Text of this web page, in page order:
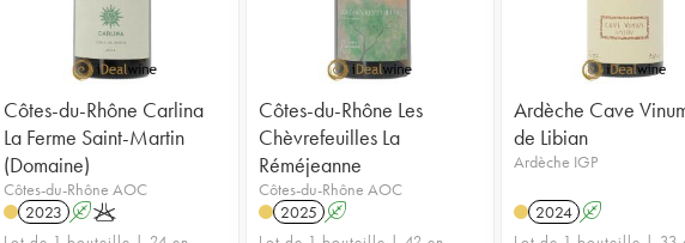
Côtes-du-Rhône Carlina
La Ferme Saint-Martin
(Domaine)
Côtes-du-Rhône AOC
2023 AK
Côtes-du-Rhône Les
Chèvrefeuilles La
Réméjeanne
Côtes-du-Rhône AOC
2025 A
Ardèche Cave
de Libian
Ardèche IGP
2024 A